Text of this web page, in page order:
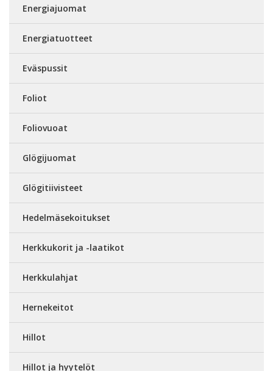
Energiajuomat
Energiatuotteet
Eväspussit
Foliot
Foliovuoat
Glögijuomat
Glögitiivisteet
Hedelmäsekoitukset
Herkkukorit ja -laatikot
Herkkulahjat
Hernekeitot
Hillot
Hillot ja hyytelöt